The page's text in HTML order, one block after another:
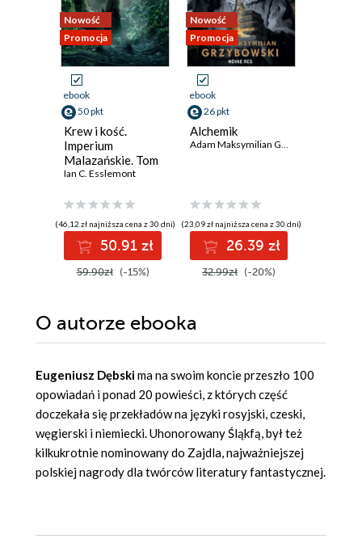
Nowość
Promocja
ebook
50 pkt
Krew i kość.
Imperium
Malazańskie. Tom
5
Ian C. Esslemont
(46,12 zł najniższa cena z 30 dni)
50.91 zł
59.90zł (-15%)
Nowość
Promocja
ebook
26 pkt
Alchemik
(23,09 zł najniższa cena z 30 dni)
26.39 zł
32.99zł (-20%)
O autorze ebooka
Eugeniusz Dębskima na swoim koncie przeszło 100
opowiadań i ponad 20 powieści, z których część
doczekała się przekładów na języki rosyjski, czeski,
węgierski i niemiecki. Uhonorowany Śląkfą, był też
kilkukrotnie nominowany do Zajdla, najważniejszej
polskiej nagrody dla twórców literatury fantastycznej.